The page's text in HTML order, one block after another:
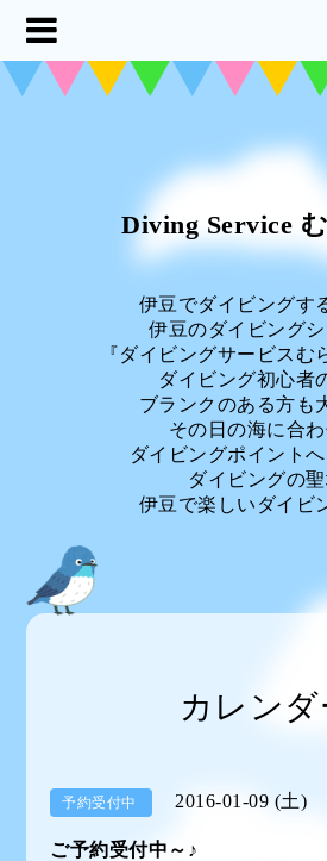
Diving Service
伊豆でダイビングす
伊豆のダイビング
『ダイビングサービスむ
ダイビング初心者
ブランクのある方も
その日の海に合
ダイビングポイントへ
ダイビングの
伊豆で楽しいダイビ
カレンダ
予約受付中 2016-01-09 (土)
ご予約受付中～♪